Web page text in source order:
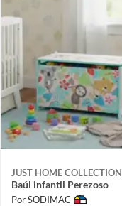
JUST HOME COLLECTION
Baúl infantil Perezoso
Por SODIMAC